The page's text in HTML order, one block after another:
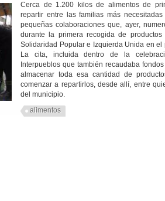
Cerca de 1.200 kilos de alimentos de
repartir entre las familias más
pequeñas colaboraciones que, ayer,
durante la primera recogida de
Solidaridad Popular e Izquierda Unida en
La cita, incluida dentro de la
Interpueblos que también recaudaba
almacenar toda esa cantidad de
comenzar a repartirlos, desde allí, entre
del municipio.
alimentos